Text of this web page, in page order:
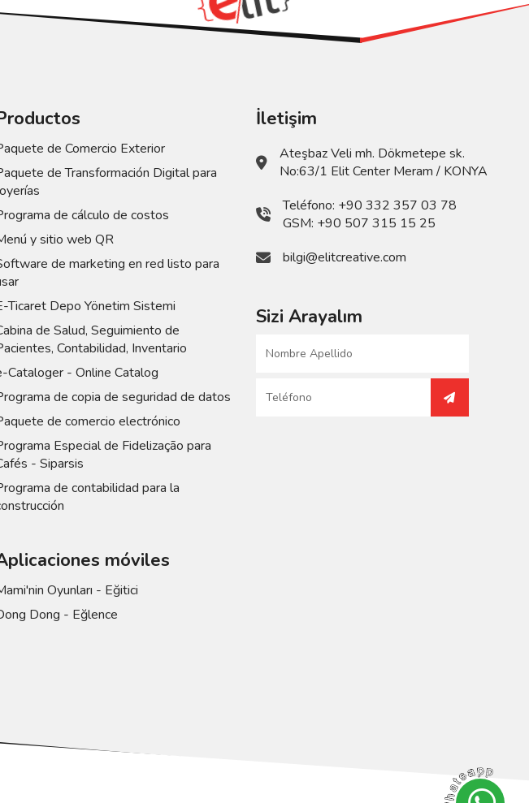
de Comercio Exterior
de Transformación Digital para
de cálculo de costos
y sitio web QR
de marketing en red listo para
Ticaret Depo Yönetim Sistemi
de Salud, Seguimiento de
Contabilidad, Inventario
Cataloger - Online Catalog
de copia de seguridad de datos
de comercio electrónico
Especial de Fidelização para
- Siparsis
de contabilidad para la
móviles
Oyunları - Eğitici
Dong - Eğlence
İletişim
Ateşbaz Veli mh. Dökmetepe sk.
No:63/1 Elit Center Meram / KONYA
Teléfono: +90 332 357 03 78
GSM: +90 507 315 15 25
bilgi@elitcreative.com
Sizi Arayalım